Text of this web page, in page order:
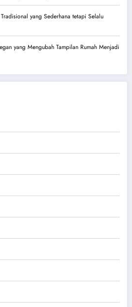
yang Sederhana tetapi Selalu
yang Mengubah Tampilan Rumah Menjadi